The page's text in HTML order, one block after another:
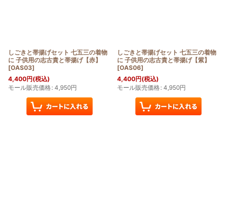
しごきと帯揚げセット 七五三の着物
に 子供用の志古貴と帯揚げ【赤】
[OAS03]
4,400円(税込)
モール販売価格: 4,950円
しごきと帯揚げセット 七五三の着物
に 子供用の志古貴と帯揚げ【紫】
[OAS06]
4,400円(税込)
モール販売価格: 4,950円